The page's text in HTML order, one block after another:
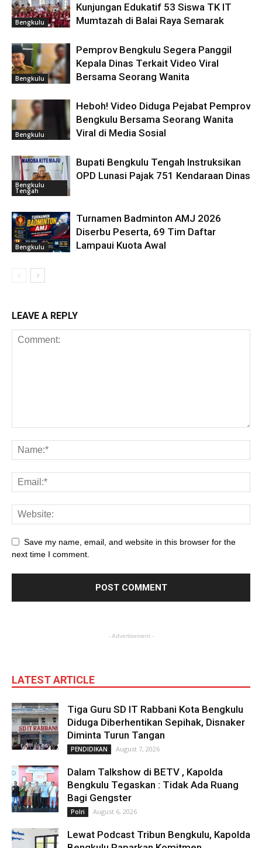
Bengkulu
Kunjungan Edukatif 53 Siswa TK IT
Mumtazah di Balai Raya Semarak
Bengkulu
Pemprov Bengkulu Segera Panggil
Kepala Dinas Terkait Video Viral
Bersama Seorang Wanita
Bengkulu
Heboh! Video Diduga Pejabat Pemprov
Bengkulu Bersama Seorang Wanita
Viral di Media Sosial
Bengkulu
Tengah
Bupati Bengkulu Tengah Instruksikan
OPD Lunasi Pajak 751 Kendaraan Dinas
Bengkulu
Turnamen Badminton AMJ 2026
Diserbu Peserta, 69 Tim Daftar
Lampaui Kuota Awal
LEAVE A REPLY
Save my name, email, and website in this browser for the
next time I comment.
- Advertisement -
LATEST ARTICLE
Tiga Guru SD IT Rabbani Kota Bengkulu
Diduga Diberhentikan Sepihak, Disnaker
Diminta Turun Tangan
PENDIDIKAN August 7, 2026
Dalam Talkshow di BETV , Kapolda
Bengkulu Tegaskan : Tidak Ada Ruang
Bagi Gengster
Polri August 6, 2026
Lewat Podcast Tribun Bengkulu, Kapolda